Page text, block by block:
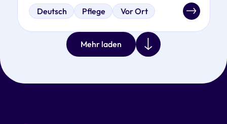
Deutsch Pflege Vor Ort
Mehr laden